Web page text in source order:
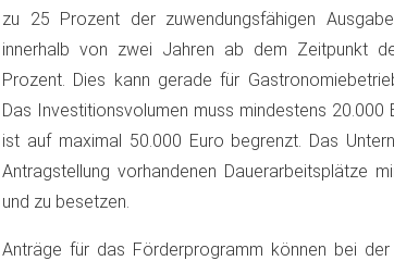
zu 25 Prozent der zuwendungsfähigen
innerhalb von zwei Jahren ab dem Zeitpunkt
Prozent. Dies kann gerade für
Das Investitionsvolumen muss mindestens 20.000
ist auf maximal 50.000 Euro begrenzt. Das
Antragstellung vorhandenen Dauerarbeitsplätze
und zu besetzen.
Anträge für das Förderprogramm können bei der